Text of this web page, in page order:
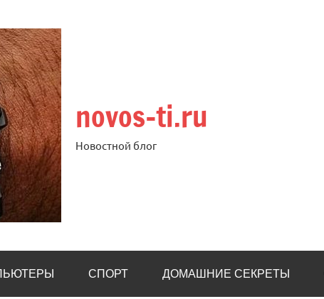
novos-ti.ru
Новостной блог
СПОРТ ДОМАШНИЕ СЕКРЕТЫ